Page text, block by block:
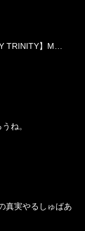
TRINITY】M…
ね。
真実やるしゅばあ